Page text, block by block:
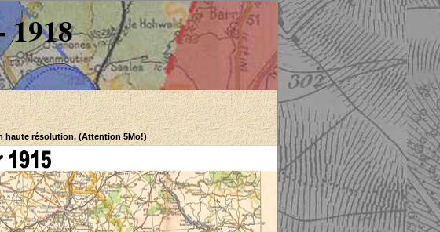
1918
haute résolution. (Attention 5Mo!)